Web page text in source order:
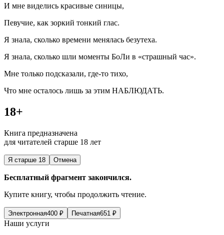
И мне виделись красивые синицы,
Певучие, как зоркий тонкий глас.
Я знала, сколько времени менялась безутеха.
Я знала, сколько шли моменты БоЛи в «страшный час».
Мне только подсказали, где-то тихо,
Что мне осталось лишь за этим НАБЛЮДАТЬ.
18+
Книга предназначена
для читателей старше 18 лет
Я старше 18 Отмена
Бесплатный фрагмент закончился.
Купите книгу, чтобы продолжить чтение.
Электронная400 ₽ Печатная651 ₽
Наши услуги